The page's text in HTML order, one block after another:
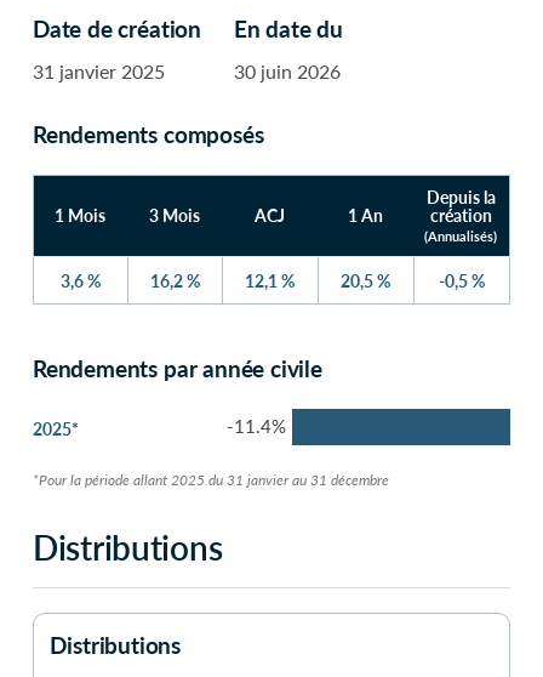
Date de création
31 janvier 2025
En date du
30 juin 2026
Rendements composés
1 Mois 3 Mois ACJ 1 An
Depuis la
création
(Annualisés)
3,6 % 16,2 % 12,1 % 20,5 % -0,5 %
Rendements par année civile
-11.4%
2025*
*Pour la période allant 2025 du 31 janvier au 31 décembre
Distributions
Distributions